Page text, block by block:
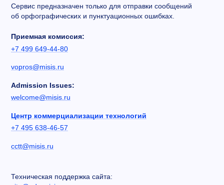
Сервис предназначен только для отправки сообщений
об орфографических и пунктуационных ошибках.
Приемная комиссия:
+7 499 649-44-80
vopros@misis.ru
Admission Issues:
welcome@misis.ru
Центр коммерциализации технологий
+7 495 638-46-57
cctt@misis.ru
Техническая поддержка сайта: